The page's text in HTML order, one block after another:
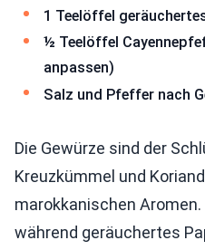
1 Teelöffel
½ Teelöffel
anpassen)
Salz und Pfeffer nach
Die Gewürze sind der
Kreuzkümmel und
marokkanischen
während geräuchertes